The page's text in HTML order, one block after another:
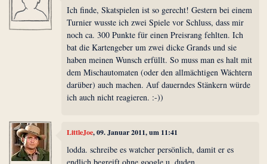
Ich finde, Skatspielen ist so gerecht! Gestern bei einem
Turnier wusste ich zwei Spiele vor Schluss, dass mir
noch ca. 300 Punkte für einen Preisrang fehlten. Ich
bat die Kartengeber um zwei dicke Grands und sie
haben meinen Wunsch erfüllt. So muss man es halt mit
dem Mischautomaten (oder den allmächtigen Wächtern
darüber) auch machen. Auf dauerndes Stänkern würde
ich auch nicht reagieren. :-))
LittleJoe, 09. Januar 2011, um 11:41
lodda. schreibe es watcher persönlich, damit er es